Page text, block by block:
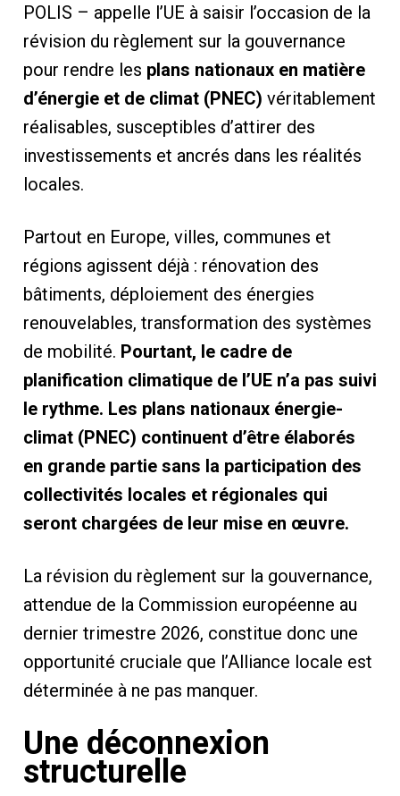
POLIS – appelle l’UE à saisir l’occasion de la
révision du règlement sur la gouvernance
pour rendre les plans nationaux en matière
d’énergie et de climat (PNEC) véritablement
réalisables, susceptibles d’attirer des
investissements et ancrés dans les réalités
locales.
Partout en Europe, villes, communes et
régions agissent déjà : rénovation des
bâtiments, déploiement des énergies
renouvelables, transformation des systèmes
de mobilité. Pourtant, le cadre de
planification climatique de l’UE n’a pas suivi
le rythme. Les plans nationaux énergie-
climat (PNEC) continuent d’être élaborés
en grande partie sans la participation des
collectivités locales et régionales qui
seront chargées de leur mise en œuvre.
La révision du règlement sur la gouvernance,
attendue de la Commission européenne au
dernier trimestre 2026, constitue donc une
opportunité cruciale que l’Alliance locale est
déterminée à ne pas manquer.
Une déconnexion
structurelle